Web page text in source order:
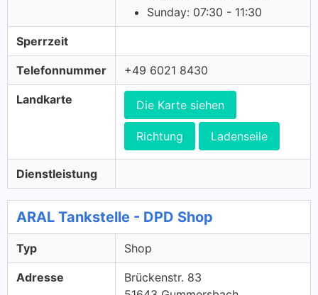
Sunday: 07:30 - 11:30
Sperrzeit
Telefonnummer +49 6021 8430
Landkarte Die Karte siehen
Richtung Ladenseile
Dienstleistung
ARAL Tankstelle - DPD Shop
Typ Shop
Adresse
Brückenstr. 83